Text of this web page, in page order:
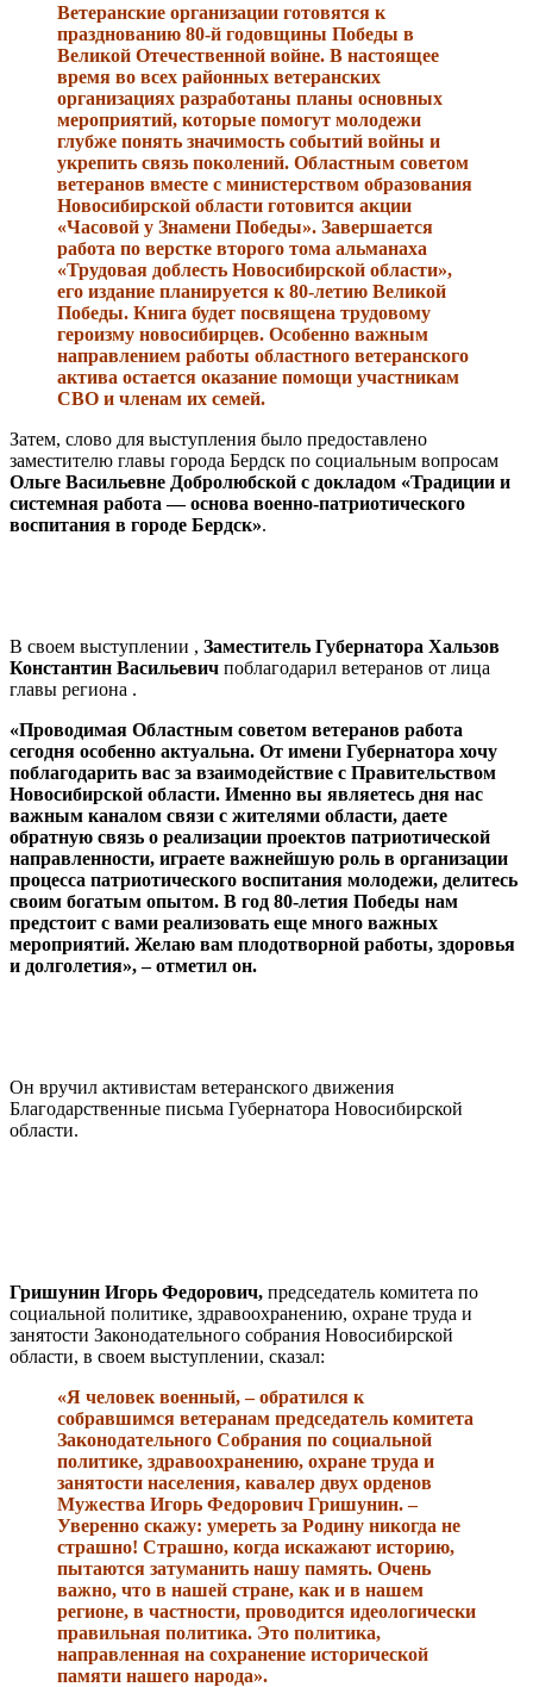
Ветеранские организации готовятся к
празднованию 80-й годовщины Победы в
Великой Отечественной войне. В настоящее
время во всех районных ветеранских
организациях разработаны планы основных
мероприятий, которые помогут молодежи
глубже понять значимость событий войны и
укрепить связь поколений. Областным советом
ветеранов вместе с министерством образования
Новосибирской области готовится акции
«Часовой у Знамени Победы». Завершается
работа по верстке второго тома альманаха
«Трудовая доблесть Новосибирской области»,
его издание планируется к 80-летию Великой
Победы. Книга будет посвящена трудовому
героизму новосибирцев. Особенно важным
направлением работы областного ветеранского
актива остается оказание помощи участникам
СВО и членам их семей.
Затем, слово для выступления было предоставлено
заместителю главы города Бердск по социальным вопросам
Ольге Васильевне Добролюбской с докладом «Традиции и
системная работа — основа военно-патриотического
воспитания в городе Бердск».
В своем выступлении , Заместитель Губернатора Хальзов
Константин Васильевич поблагодарил ветеранов от лица
главы региона .
«Проводимая Областным советом ветеранов работа
сегодня особенно актуальна. От имени Губернатора хочу
поблагодарить вас за взаимодействие с Правительством
Новосибирской области. Именно вы являетесь дня нас
важным каналом связи с жителями области, даете
обратную связь о реализации проектов патриотической
направленности, играете важнейшую роль в организации
процесса патриотического воспитания молодежи, делитесь
своим богатым опытом. В год 80-летия Победы нам
предстоит с вами реализовать еще много важных
мероприятий. Желаю вам плодотворной работы, здоровья
и долголетия», – отметил он.
Он вручил активистам ветеранского движения
Благодарственные письма Губернатора Новосибирской
области.
Гришунин Игорь Федорович, председатель комитета по
социальной политике, здравоохранению, охране труда и
занятости Законодательного собрания Новосибирской
области, в своем выступлении, сказал:
«Я человек военный, – обратился к
собравшимся ветеранам председатель комитета
Законодательного Собрания по социальной
политике, здравоохранению, охране труда и
занятости населения, кавалер двух орденов
Мужества Игорь Федорович Гришунин. –
Уверенно скажу: умереть за Родину никогда не
страшно! Страшно, когда искажают историю,
пытаются затуманить нашу память. Очень
важно, что в нашей стране, как и в нашем
регионе, в частности, проводится идеологически
правильная политика. Это политика,
направленная на сохранение исторической
памяти нашего народа».